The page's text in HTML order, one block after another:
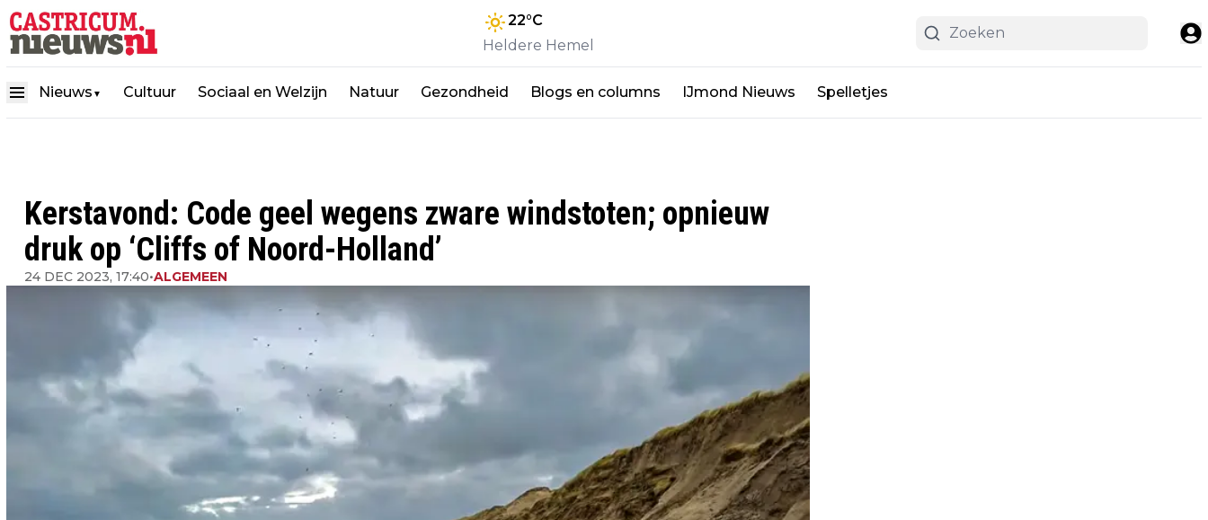
22°C
Heldere Hemel
Nieuws ▼ Cultuur Sociaal en Welzijn Natuur Gezondheid Blogs en columns IJmond Nieuws Spelletjes
Kerstavond: Code geel wegens zware windstoten; opnieuw
druk op ‘Cliffs of Noord-Holland’
24 DEC 2023, 17:40•ALGEMEEN